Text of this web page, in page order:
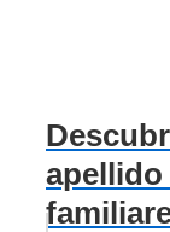
apellido